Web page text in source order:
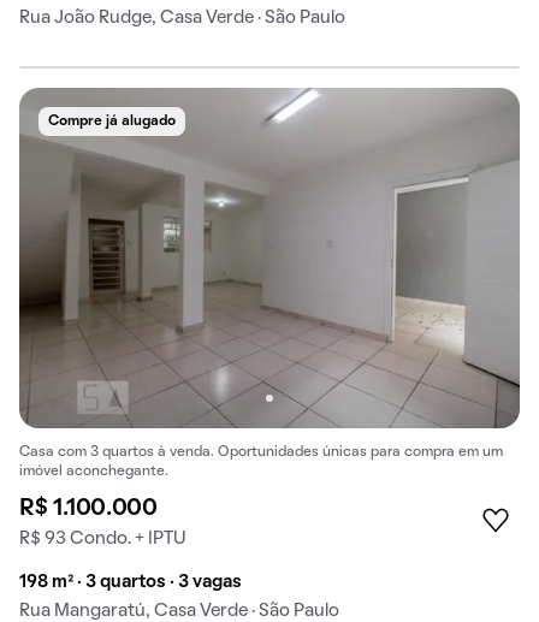
Rua João Rudge, Casa Verde · São Paulo
Compre já alugado
Casa com 3 quartos à venda. Oportunidades únicas para compra em um
imóvel aconchegante.
R$ 1.100.000
R$ 93 Condo. + IPTU
198 m² · 3 quartos · 3 vagas
Rua Mangaratú, Casa Verde · São Paulo